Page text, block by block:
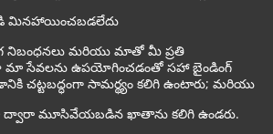
మినహాయించబడలేదు
నిబంధనలు మరియు మాతో మీ ప్రతి
సేవలను ఉపయోగించడంతో సహా బైండింగ్
చట్టబద్ధంగా సామర్థ్యం కలిగి ఉంటారు; మరియు
ద్వారా మూసివేయబడిన ఖాతాను కలిగి ఉండరు.